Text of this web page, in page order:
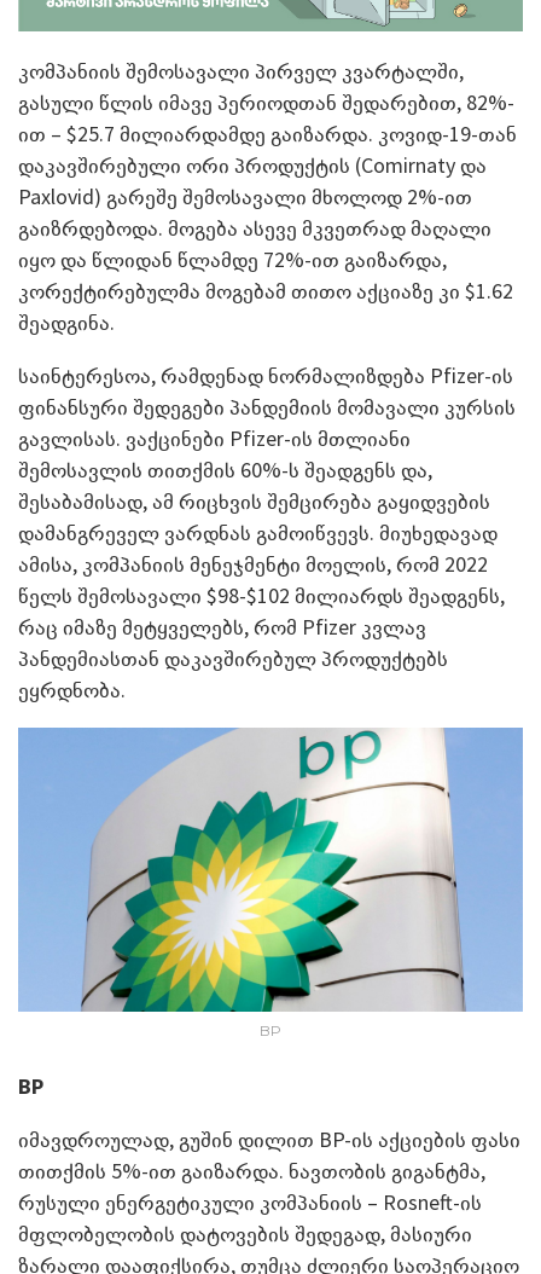
კომპანიის შემოსავალი პირველ კვარტალში,
გასული წლის იმავე პერიოდთან შედარებით, 82%-
ით – $25.7 მილიარდამდე გაიზარდა. კოვიდ-19-თან
დაკავშირებული ორი პროდუქტის (Comirnaty და
Paxlovid) გარეშე შემოსავალი მხოლოდ 2%-ით
გაიზრდებოდა. მოგება ასევე მკვეთრად მაღალი
იყო და წლიდან წლამდე 72%-ით გაიზარდა,
კორექტირებულმა მოგებამ თითო აქციაზე კი $1.62
შეადგინა.
საინტერესოა, რამდენად ნორმალიზდება Pfizer-ის
ფინანსური შედეგები პანდემიის მომავალი კურსის
გავლისას. ვაქცინები Pfizer-ის მთლიანი
შემოსავლის თითქმის 60%-ს შეადგენს და,
შესაბამისად, ამ რიცხვის შემცირება გაყიდვების
დამანგრეველ ვარდნას გამოიწვევს. მიუხედავად
ამისა, კომპანიის მენეჯმენტი მოელის, რომ 2022
წელს შემოსავალი $98-$102 მილიარდს შეადგენს,
რაც იმაზე მეტყველებს, რომ Pfizer კვლავ
პანდემიასთან დაკავშირებულ პროდუქტებს
ეყრდნობა.
BP
BP
იმავდროულად, გუშინ დილით BP-ის აქციების ფასი
თითქმის 5%-ით გაიზარდა. ნავთობის გიგანტმა,
რუსული ენერგეტიკული კომპანიის – Rosneft-ის
მფლობელობის დატოვების შედეგად, მასიური
ზარალი დააფიქსირა, თუმცა ძლიერი საოპერაციო